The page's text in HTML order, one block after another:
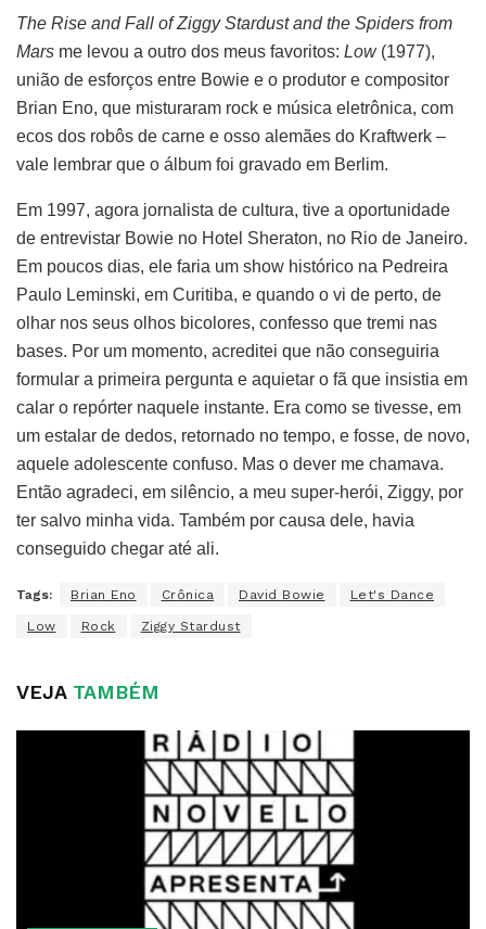
The Rise and Fall of Ziggy Stardust and the Spiders from
Mars me levou a outro dos meus favoritos: Low(1977),
união de esforços entre Bowie e o produtor e compositor
Brian Eno, que misturaram rock e música eletrônica, com
ecos dos robôs de carne e osso alemães do Kraftwerk –
vale lembrar que o álbum foi gravado em Berlim.
Em 1997, agora jornalista de cultura, tive a oportunidade
de entrevistar Bowie no Hotel Sheraton, no Rio de Janeiro.
Em poucos dias, ele faria um show histórico na Pedreira
Paulo Leminski, em Curitiba, e quando o vi de perto, de
olhar nos seus olhos bicolores, confesso que tremi nas
bases. Por um momento, acreditei que não conseguiria
formular a primeira pergunta e aquietar o fã que insistia em
calar o repórter naquele instante. Era como se tivesse, em
um estalar de dedos, retornado no tempo, e fosse, de novo,
aquele adolescente confuso. Mas o dever me chamava.
Então agradeci, em silêncio, a meu super-herói, Ziggy, por
ter salvo minha vida. Também por causa dele, havia
conseguido chegar até ali.
Tags: Brian Eno Crônica David Bowie Let's Dance
Low Rock Ziggy Stardust
VEJATAMBÉM